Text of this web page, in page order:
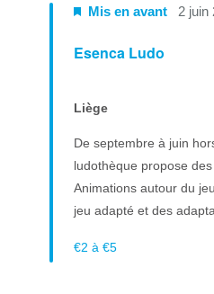
Esenca Ludo
Mis en avant 2 juin
Liège
De septembre à juin
ludothèque propose
Animations autour du
jeu adapté et des
€2 à €5